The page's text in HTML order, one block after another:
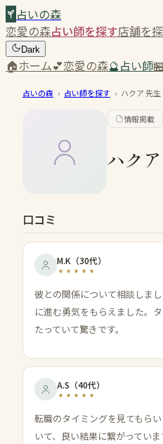
占いの森
恋愛の森占い師を探す店舗を
Dark
🏠ホーム💕恋愛の森🔮占い師🏪
占いの森 › 占い師を探す › ハクア先生
情報掲載
ハクア
口コミ
M.K （30代）
彼との関係について相談しま
に進む勇気をもらえました。
たっていて驚きです。
A.S （40代）
転職のタイミングを見てもら
いて、良い結果に繋がっていま